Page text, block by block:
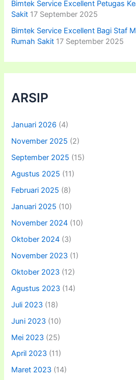
Bimtek Service Excellent Petugas
Sakit 17 September 2025
Bimtek Service Excellent Bagi Staf
Rumah Sakit 17 September 2025
ARSIP
Januari 2026 (4)
November 2025 (2)
September 2025 (15)
Agustus 2025 (11)
Februari 2025 (8)
Januari 2025 (10)
November 2024 (10)
Oktober 2024 (3)
November 2023 (1)
Oktober 2023 (12)
Agustus 2023 (14)
Juli 2023 (18)
Juni 2023 (10)
Mei 2023 (25)
April 2023 (11)
Maret 2023 (14)